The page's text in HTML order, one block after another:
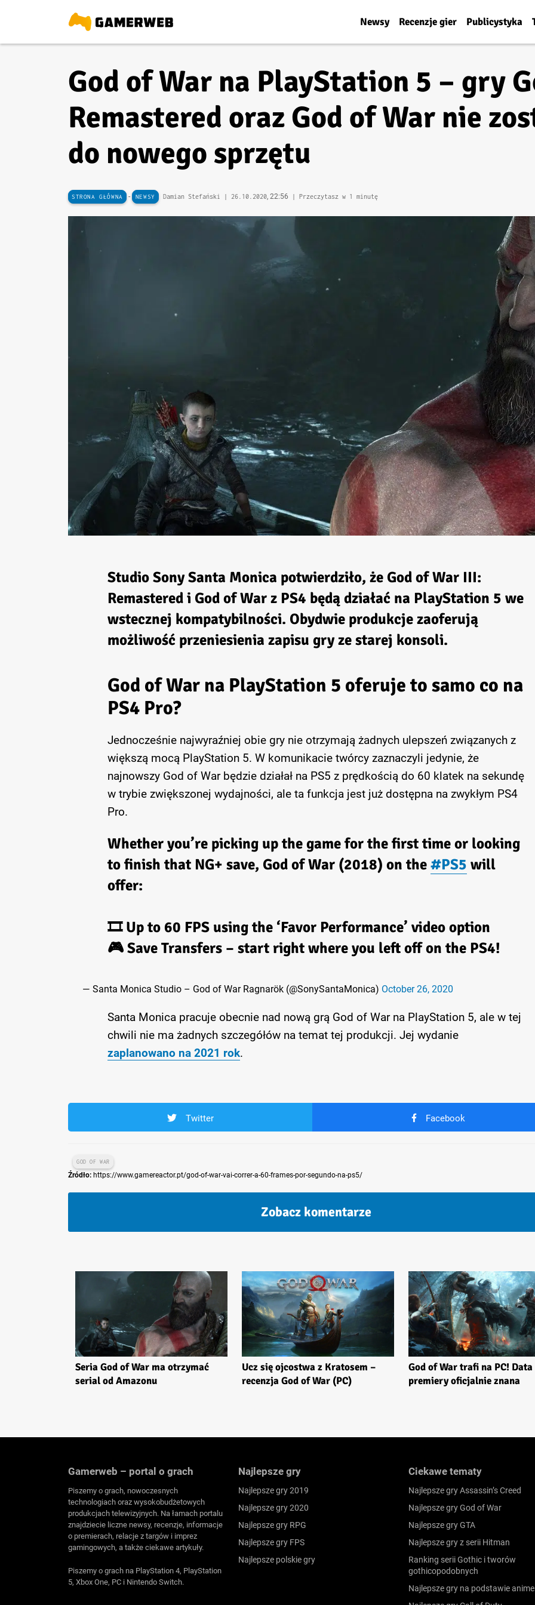
Newsy Recenzje gier Publicystyka
God of War na PlayStation 5 – gry
Remastered oraz God of War nie
do nowego sprzętu
STRONA GŁÓWNA - NEWSY Damian Stefański | 26.10.2020, 22:56 | Przeczytasz w 1 minutę
Studio Sony Santa Monica potwierdziło, że God of War III:
Remastered i God of War z PS4 będą działać na PlayStation 5 we
wstecznej kompatybilności. Obydwie produkcje zaoferują
możliwość przeniesienia zapisu gry ze starej konsoli.
God of War na PlayStation 5 oferuje to samo co na
PS4 Pro?
Jednocześnie najwyraźniej obie gry nie otrzymają żadnych ulepszeń związanych z
większą mocą PlayStation 5. W komunikacie twórcy zaznaczyli jedynie, że
najnowszy God of War będzie działał na PS5 z prędkością do 60 klatek na sekundę
w trybie zwiększonej wydajności, ale ta funkcja jest już dostępna na zwykłym PS4
Pro.
Whether you’re picking up the game for the first time or looking
to finish that NG+ save, God of War (2018) on the#PS5 will
offer:
🎞️ Up to 60 FPS using the ‘Favor Performance’ video option
🎮 Save Transfers – start right where you left off on the PS4!
— Santa Monica Studio – God of War Ragnarök (@SonySantaMonica) October 26, 2020
Santa Monica pracuje obecnie nad nową grą God of War na PlayStation 5, ale w tej
chwili nie ma żadnych szczegółów na temat tej produkcji. Jej wydanie
zaplanowano na 2021 rok.
Twitter Facebook
GOD OF WAR
Źródło: https://www.gamereactor.pt/god-of-war-vai-correr-a-60-frames-por-segundo-na-ps5/
Zobacz komentarze
Seria God of War ma otrzymać
serial od Amazonu
Ucz się ojcostwa z Kratosem –
recenzja God of War (PC)
God of War trafi na PC! Data
premiery oficjalnie znana
Gamerweb – portal o grach
Piszemy o grach, nowoczesnych
technologiach oraz wysokobudżetowych
produkcjach telewizyjnych. Na łamach portalu
znajdziecie liczne newsy, recenzje, informacje
o premierach, relacje z targów i imprez
gamingowych, a także ciekawe artykuły.
Piszemy o grach na PlayStation 4, PlayStation
5, Xbox One, PC i Nintendo Switch.
Najlepsze gry
Najlepsze gry 2019
Najlepsze gry 2020
Najlepsze gry RPG
Najlepsze gry FPS
Najlepsze polskie gry
Ciekawe tematy
Najlepsze gry Assassin’s Creed
Najlepsze gry God of War
Najlepsze gry GTA
Najlepsze gry z serii Hitman
Ranking serii Gothic i tworów
gothicopodobnych
Najlepsze gry na podstawie anime